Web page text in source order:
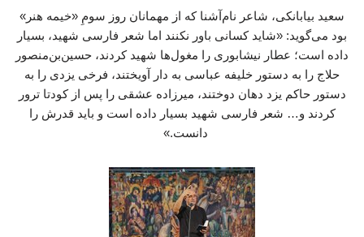
سعید بیابانکی، شاعر نام‌آشنا که از مهمانان روز سومِ «خیمه هنر»
بود می‌گوید: «شاید کسانی باور نکنند اما شعر فارسی شهید، بسیار
داده است؛ عطار نیشابوری را مغول‌ها شهید کردند، حسین‌بن‌منصور
حلاج را به دستور خلیفه عباسی به دار آویختند، فرخی یزدی را به
دستور حاکم یزد دهان دوختند، میرزاده عشقی را پس از کودتا ترور
کردند و… شعر فارسی شهید بسیار داده است و باید قدرش را
دانست.»